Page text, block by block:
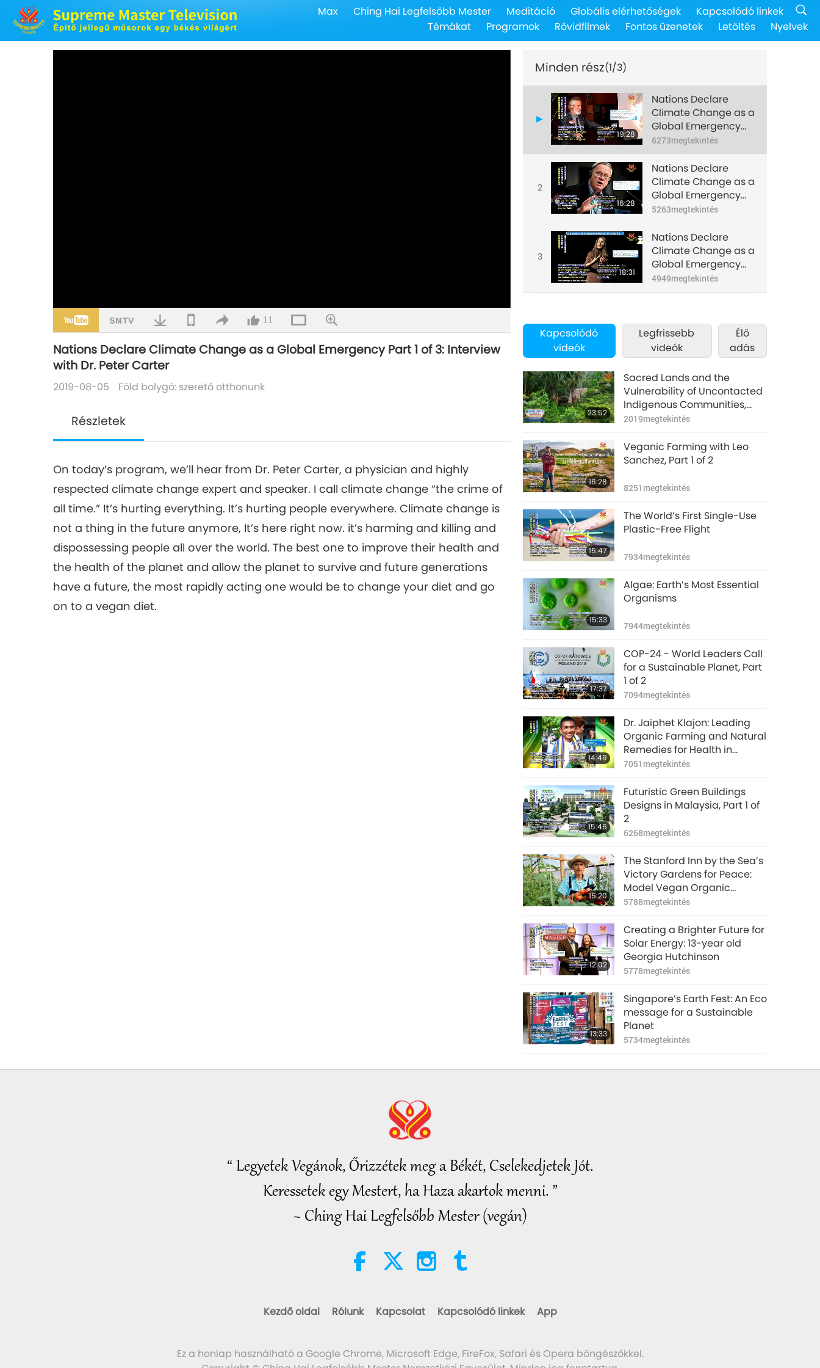
Max Ching Hai Legfelsőbb Mester Meditáció Globális elérhetőségek
Kapcsolódó linkek
Témákat
Programok Rövidfilmek Fontos üzenetek Letöltés Nyelvek
11
Nations Declare Climate Change as a Global Emergency Part 1 of 3: Interview
with Dr. Peter Carter
2019-08-05 Föld bolygó: szerető otthonunk
Részletek
On today’s program, we’ll hear from Dr. Peter Carter, a physician and highly
respected climate change expert and speaker. I call climate change “the crime of
all time.” It’s hurting everything. It’s hurting people everywhere. Climate change is
not a thing in the future anymore, It’s here right now. it’s harming and killing and
dispossessing people all over the world. The best one to improve their health and
the health of the planet and allow the planet to survive and future generations
have a future, the most rapidly acting one would be to change your diet and go
on to a vegan diet.
Minden rész(1/3)
19:28
Nations Declare
Climate Change as a
Global Emergency
Part 1 of 3: Interview
with Dr. Peter Carter
6273megtekintés
2
16:28
Nations Declare
Climate Change as a
Global Emergency
Part 2 of 3: Interview
Veening
5263megtekintés
3
18:31
Nations Declare
Climate Change as a
Global Emergency
Part 3 of 3: Interview
with Ms. Polly Higgins
4949megtekintés
Kapcsolódó
videók
Legfrissebb
videók
Élő
adás
23:52
Sacred Lands and the
Vulnerability of Uncontacted
Indigenous Communities,
Part 1 of a Multi-Part Series
2019megtekintés
16:28
Veganic Farming with Leo
Sanchez, Part 1 of 2
8251 megtekintés
15:47
The World’s First Single-Use
Plastic-Free Flight
7934megtekintés
15:33
Algae: Earth’s Most Essential
Organisms
7944megtekintés
17:37
COP-24 - World Leaders Call
for a Sustainable Planet, Part
1 of 2
7094megtekintés
14:49
Dr. Jaiphet Klajon: Leading
Organic Farming and Natural
Remedies for Health in
Thailand, Part 1 of 2
7051 megtekintés
15:46
Futuristic Green Buildings
Designs in Malaysia, Part 1 of
2
6268megtekintés
15:20
The Stanford Inn by the Sea’s
Victory Gardens for Peace:
Model Vegan Organic
Farming, Part 1 of 2
5788megtekintés
12:02
Creating a Brighter Future for
Solar Energy: 13-year old
Georgia Hutchinson
5778megtekintés
13:33
Singapore’s Earth Fest: An Eco
message for a Sustainable
Planet
5734megtekintés
“ Legyetek Vegánok, Őrizzétek meg a Békét, Cselekedjetek Jót.
Keressetek egy Mestert, ha Haza akartok menni. ”
~ Ching Hai Legfelsőbb Mester (vegán)
Kezdő oldal Rólunk Kapcsolat Kapcsolódó linkek App
Ez a honlap használható a Google Chrome, Microsoft Edge, FireFox, Safari és Opera böngészőkkel.